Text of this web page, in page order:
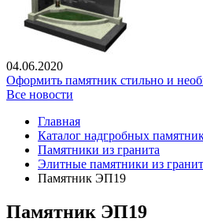
04.06.2020
Оформить памятник стильно и
Все новости
Главная
Каталог надгробных
Памятники из гранита
Элитные памятники из
Памятник ЭП19
Памятник ЭП19